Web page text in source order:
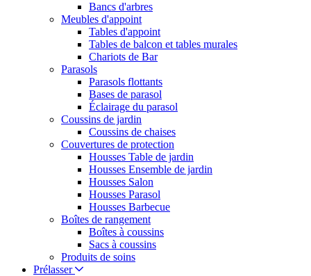
Bancs d'arbres
Meubles d'appoint
Tables d'appoint
Tables de balcon et tables murales
Chariots de Bar
Parasols
Parasols flottants
Bases de parasol
Éclairage du parasol
Coussins de jardin
Coussins de chaises
Couvertures de protection
Housses Table de jardin
Housses Ensemble de jardin
Housses Salon
Housses Parasol
Housses Barbecue
Boîtes de rangement
Boîtes à coussins
Sacs à coussins
Produits de soins
Prélasser